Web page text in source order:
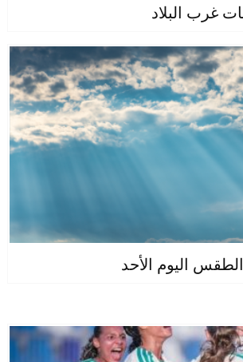
غرب البلاد
اليوم الأحد